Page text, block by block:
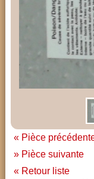
« Pièce
» Pièce suivante
« Retour liste